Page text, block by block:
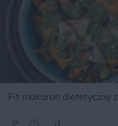
Fit makaron dietetyczny